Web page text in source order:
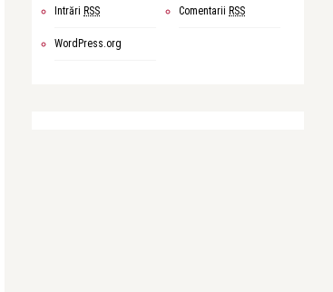
Intrări RSS Comentarii RSS
WordPress.org